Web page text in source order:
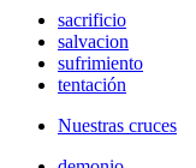
sacrificio
salvacion
sufrimiento
tentación
Nuestras cruces